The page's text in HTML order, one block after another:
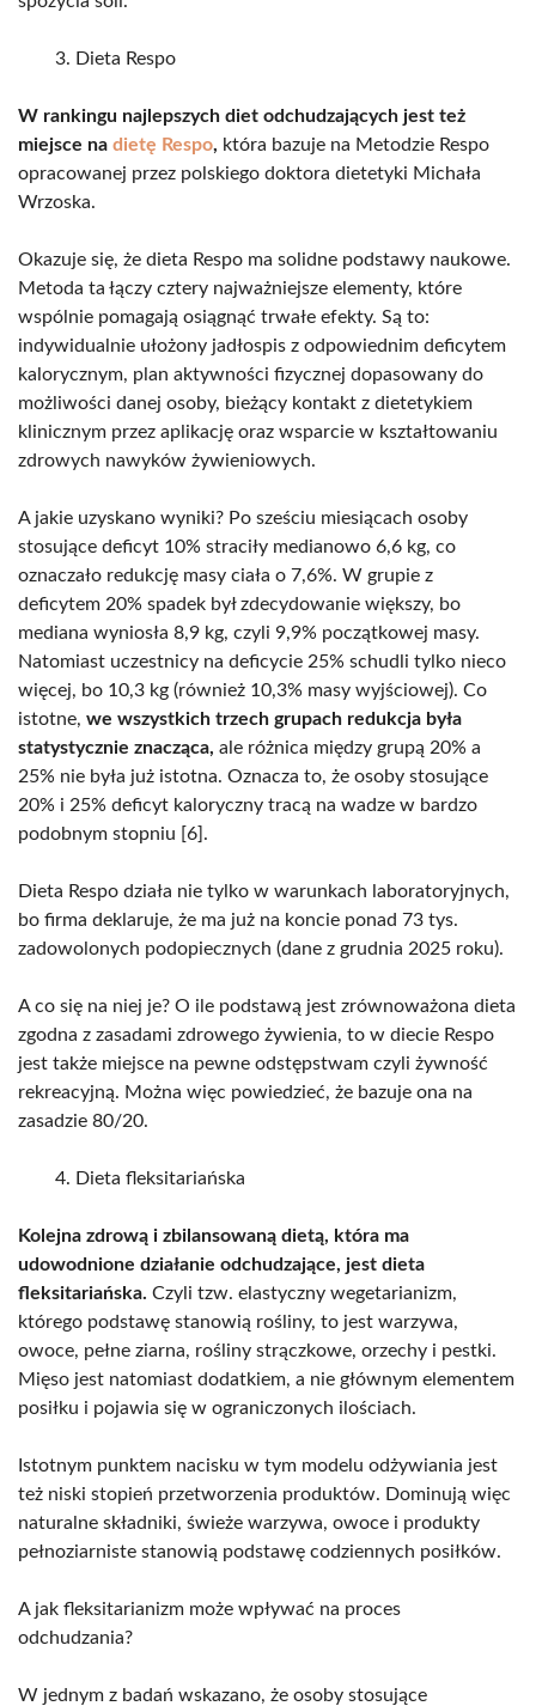
Dieta Respo
W rankingu najlepszych diet odchudzających jest też
miejsce na dietę Respo, która bazuje na Metodzie Respo
opracowanej przez polskiego doktora dietetyki Michała
Wrzoska.
Okazuje się, że dieta Respo ma solidne podstawy naukowe.
Metoda ta łączy cztery najważniejsze elementy, które
wspólnie pomagają osiągnąć trwałe efekty. Są to:
indywidualnie ułożony jadłospis z odpowiednim deficytem
kalorycznym, plan aktywności fizycznej dopasowany do
możliwości danej osoby, bieżący kontakt z dietetykiem
klinicznym przez aplikację oraz wsparcie w kształtowaniu
zdrowych nawyków żywieniowych.
A jakie uzyskano wyniki? Po sześciu miesiącach osoby
stosujące deficyt 10% straciły medianowo 6,6 kg, co
oznaczało redukcję masy ciała o 7,6%. W grupie z
deficytem 20% spadek był zdecydowanie większy, bo
mediana wyniosła 8,9 kg, czyli 9,9% początkowej masy.
Natomiast uczestnicy na deficycie 25% schudli tylko nieco
więcej, bo 10,3 kg (również 10,3% masy wyjściowej). Co
istotne, we wszystkich trzech grupach redukcja była
statystycznie znacząca, ale różnica między grupą 20% a
25% nie była już istotna. Oznacza to, że osoby stosujące
20% i 25% deficyt kaloryczny tracą na wadze w bardzo
podobnym stopniu [6].
Dieta Respo działa nie tylko w warunkach laboratoryjnych,
bo firma deklaruje, że ma już na koncie ponad 73 tys.
zadowolonych podopiecznych (dane z grudnia 2025 roku).
A co się na niej je? O ile podstawą jest zrównoważona dieta
zgodna z zasadami zdrowego żywienia, to w diecie Respo
jest także miejsce na pewne odstępstwam czyli żywność
rekreacyjną. Można więc powiedzieć, że bazuje ona na
zasadzie 80/20.
Dieta fleksitariańska
Kolejna zdrową i zbilansowaną dietą, która ma
udowodnione działanie odchudzające, jest dieta
fleksitariańska. Czyli tzw. elastyczny wegetarianizm,
którego podstawę stanowią rośliny, to jest warzywa,
owoce, pełne ziarna, rośliny strączkowe, orzechy i pestki.
Mięso jest natomiast dodatkiem, a nie głównym elementem
posiłku i pojawia się w ograniczonych ilościach.
Istotnym punktem nacisku w tym modelu odżywiania jest
też niski stopień przetworzenia produktów. Dominują więc
naturalne składniki, świeże warzywa, owoce i produkty
pełnoziarniste stanowią podstawę codziennych posiłków.
A jak fleksitarianizm może wpływać na proces
odchudzania?
W jednym z badań wskazano, że osoby stosujące